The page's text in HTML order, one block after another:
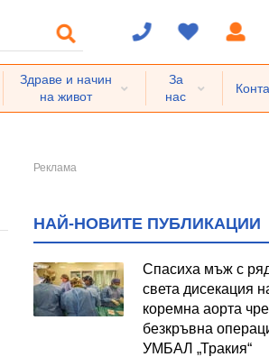
Здраве и начин
на живот
За
нас
НАЙ-НОВИТЕ ПУБЛИКАЦИИ
Спасиха мъж с
света дисекация
коремна аорта
безкръвна
УМБАЛ „Тракия“